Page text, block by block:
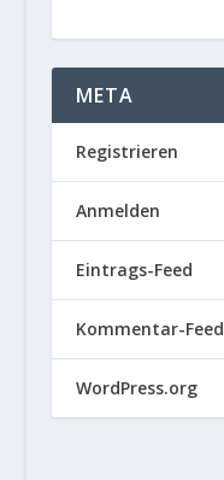
META
Registrieren
Anmelden
Eintrags-Feed
Kommentar-Feed
WordPress.org